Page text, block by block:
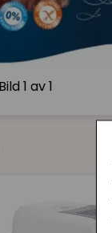
Bild1 av 1